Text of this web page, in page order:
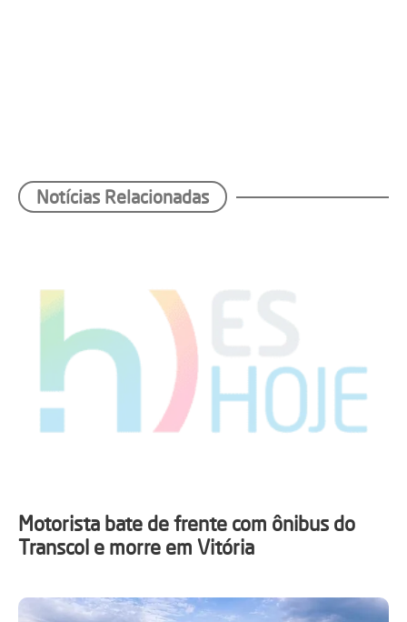
Notícias Relacionadas
Motorista bate de frente com ônibus do
Transcol e morre em Vitória